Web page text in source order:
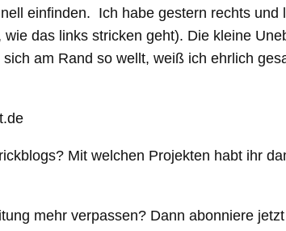
einfinden. Ich habe gestern rechts
das links stricken geht). Die kleine
am Rand so wellt, weiß ich ehrlich
Mit welchen Projekten habt ihr
mehr verpassen? Dann abonniere